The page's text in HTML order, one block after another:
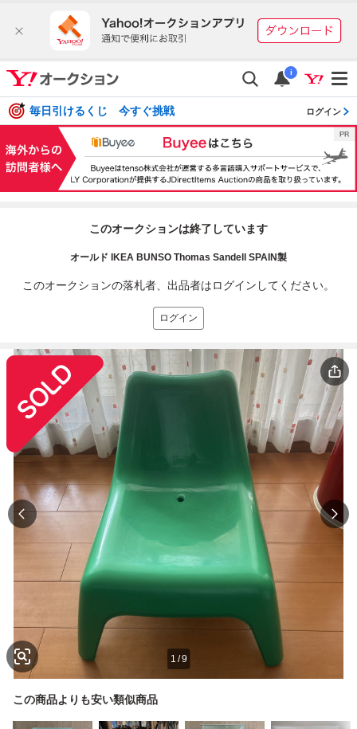
i
毎日引けるくじ 今すぐ挑戦 ログイン
このオークションは終了しています
オールド IKEA BUNSO Thomas Sandell SPAIN製
このオークションの落札者、出品者はログインしてください。
ログイン
1 /9
この商品よりも安い類似商品